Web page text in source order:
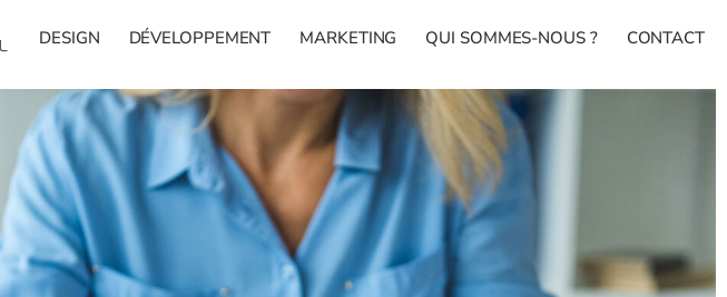
DESIGN DÉVELOPPEMENT MARKETING QUI SOMMES-NOUS ? CONTACT